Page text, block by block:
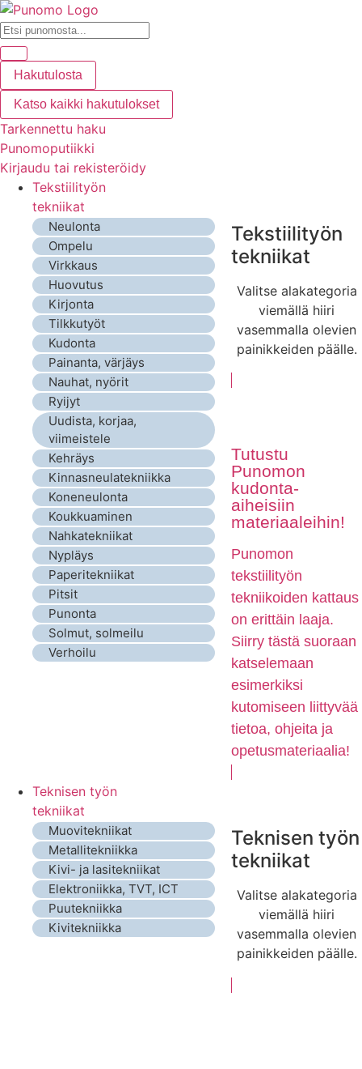
Hakutulosta
Katso kaikki hakutulokset
Tarkennettu haku
Punomoputiikki
Kirjaudu tai rekisteröidy
Tekstiilityön
tekniikat
Neulonta
Ompelu
Virkkaus
Huovutus
Kirjonta
Tilkkutyöt
Kudonta
Painanta, värjäys
Nauhat, nyörit
Ryijyt
Uudista, korjaa,
viimeistele
Kehräys
Kinnasneulatekniikka
Koneneulonta
Koukkuaminen
Nahkatekniikat
Nypläys
Paperitekniikat
Pitsit
Punonta
Solmut, solmeilu
Verhoilu
Tekstiilityön
tekniikat
Valitse alakategoria
viemällä hiiri
vasemmalla olevien
painikkeiden päälle.
Tutustu
Punomon
kudonta-
aiheisiin
materiaaleihin!
Punomon
tekstiilityön
tekniikoiden kattaus
on erittäin laaja.
Siirry tästä suoraan
katselemaan
esimerkiksi
kutomiseen liittyvää
tietoa, ohjeita ja
opetusmateriaalia!
Teknisen työn
tekniikat
Muovitekniikat
Metallitekniikka
Kivi- ja lasitekniikat
Elektroniikka, TVT, ICT
Puutekniikka
Kivitekniikka
Teknisen työn
tekniikat
Valitse alakategoria
viemällä hiiri
vasemmalla olevien
painikkeiden päälle.